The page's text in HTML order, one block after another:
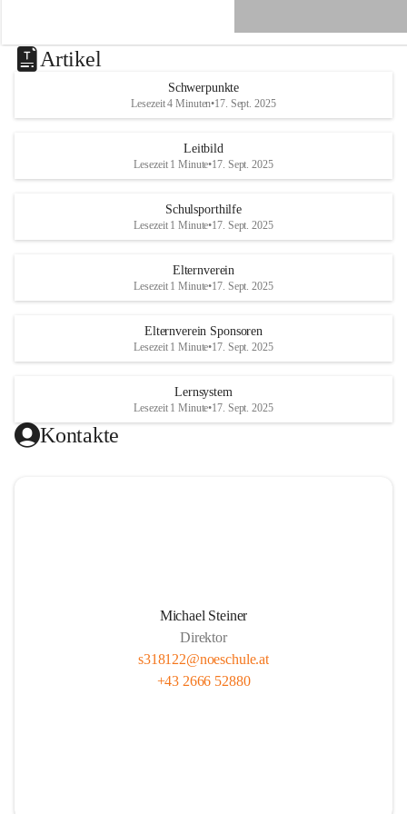
u
a
e
x
Artikel
Schwerpunkte
Lesezeit 4 Minuten•17. Sept. 2025
Leitbild
Lesezeit 1 Minute•17. Sept. 2025
Schulsporthilfe
Lesezeit 1 Minute•17. Sept. 2025
Elternverein
Lesezeit 1 Minute•17. Sept. 2025
Elternverein Sponsoren
Lesezeit 1 Minute•17. Sept. 2025
Lernsystem
Lesezeit 1 Minute•17. Sept. 2025
Kontakte
Michael Steiner
Direktor
s318122@noeschule.at
+43 2666 52880